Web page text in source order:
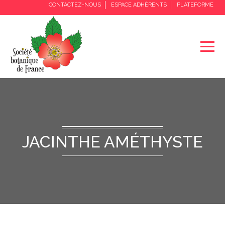
CONTACTEZ-NOUS ESPACE ADHÉRENTS PLATEFORME
JACINTHE AMÉTHYSTE